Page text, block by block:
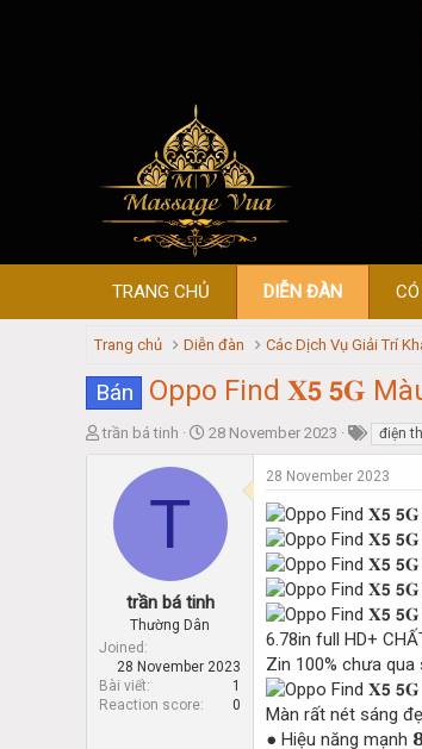
TRANG CHỦ DIỄN ĐÀN
Trang chủ Diễn đàn Các Dịch Vụ Giải Trí
Bán Oppo Find 𝐗𝟱 𝟱𝐆
T
t
r
trần bá tinh
S
a
e
28 November 2023 điện
T
trần bá tinh
Thường Dân
Joined
28 November 2023
Bài viết
1
Reaction score
0
28 November 2023
6.78in full HD+
Zin 100% chưa
Màn rất nét sáng
● Hiệu năng